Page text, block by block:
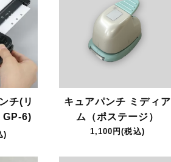
チ(リ
GP-6)
)
キュアパンチ ミディア
ム（ポステージ）
1,100円(税込)